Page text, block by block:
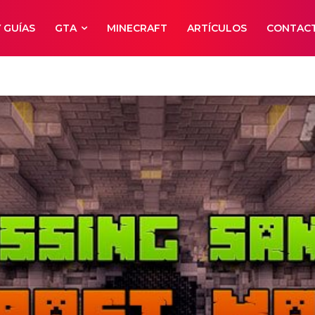
GUÍAS GTA MINECRAFT ARTÍCULOS